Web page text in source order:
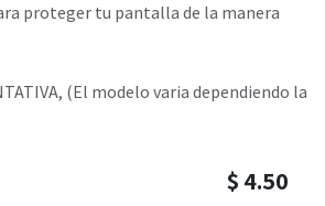
proteger tu pantalla de la manera
(El modelo varia dependiendo la
$ 4.50